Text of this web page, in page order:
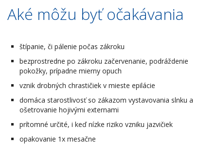
Aké môžu byť očakávania
štípanie, či pálenie počas zákroku
bezprostredne po zákroku začervenanie, podráždenie
pokožky, prípadne mierny opuch
vznik drobných chrastičiek v mieste epilácie
domáca starostlivosť so zákazom vystavovania slnku a
ošetrovanie hojivými externami
prítomné určité, i keď nízke riziko vzniku jazvičiek
opakovanie 1x mesačne